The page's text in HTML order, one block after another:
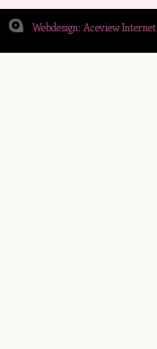
Webdesign: Aceview Internet